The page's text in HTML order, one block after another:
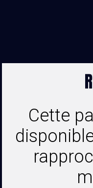
Cette